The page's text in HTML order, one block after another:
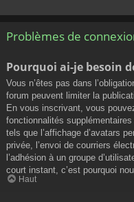
Problèmes de
Pourquoi ai-je besoin
Vous n’êtes pas dans
forum peuvent limiter la
En vous inscrivant, vous
fonctionnalités
tels que l’affichage d’avatars
privée, l’envoi de courriers
l’adhésion à un groupe
court instant, c’est pourquoi
Haut